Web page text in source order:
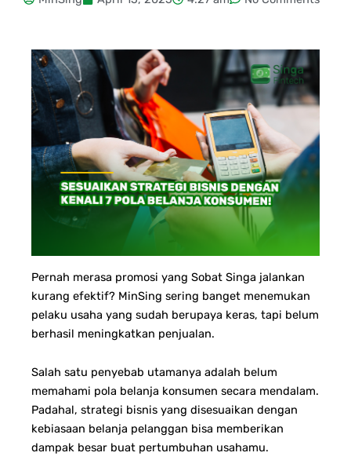
Pernah merasa promosi yang Sobat Singa jalankan
kurang efektif? MinSing sering banget menemukan
pelaku usaha yang sudah berupaya keras, tapi belum
berhasil meningkatkan penjualan.
Salah satu penyebab utamanya adalah belum
memahami pola belanja konsumen secara mendalam.
Padahal, strategi bisnis yang disesuaikan dengan
kebiasaan belanja pelanggan bisa memberikan
dampak besar buat pertumbuhan usahamu.